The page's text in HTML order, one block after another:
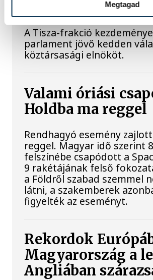
Megtagad
államfőválasztás
A Tisza-frakció
parlament jövő kedden
köztársasági elnököt.
Valami óriási
Holdba ma reggel
Rendhagyó esemény
reggel. Magyar idő szerint
felszínébe csapódott a
9 rakétájának felső
a Földről szabad szemmel
látni, a szakemberek
figyelték az eseményt.
Rekordok
Magyarország a
Angliában